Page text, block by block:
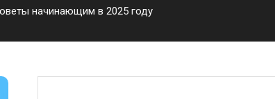
начинающим в 2025 году